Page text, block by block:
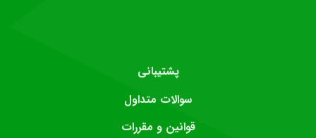
پشتیبانی
سوالات متداول
قوانین و مقررات